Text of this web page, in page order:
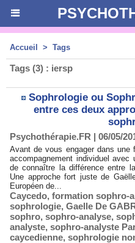
Accueil > Tags
Tags (3) : iersp
Sophrologie ou
entre ces deux
Psychothérapie.FR | 06/05/
Avant de vous engager dans une
accompagnement individuel
de connaître la différence entre
Une approche fort juste de
Européen de...
Caycedo, formation sophro-
sophrologie, Gaelle De
sophro, sophro-analyse,
analyste, sophro-analyste
caycedienne, sophrologie